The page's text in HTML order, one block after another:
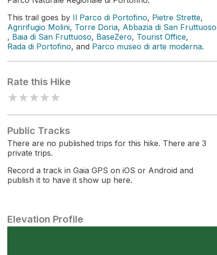
This trail goes by Il Parco di Portofino, Pietre Strette,
Agririfugio Molini, Torre Doria, Abbazia di San Fruttuoso
, Baia di San Fruttuoso, BaseZero, Tourist Office,
Rada di Portofino, and Parco museo di arte moderna.
Rate this Hike
★★★★★
Public Tracks
There are no published trips for this hike. There are 3
private trips.
Record a track in Gaia GPS on iOS or Android and
publish it to have it show up here.
Elevation Profile